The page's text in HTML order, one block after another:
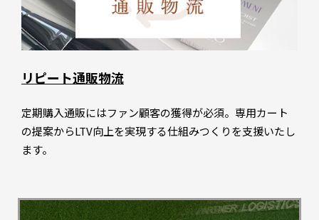
リピート通販物流
定期購入通販にはファン顧客の獲得が必須。専用カート
の提案からLTV向上を実現する仕組みつくりを支援いたし
ます。